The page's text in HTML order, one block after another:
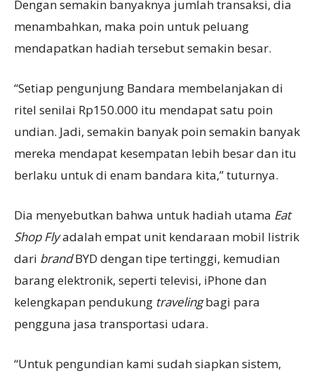
Dengan semakin banyaknya jumlah transaksi, dia
menambahkan, maka poin untuk peluang
mendapatkan hadiah tersebut semakin besar.
“Setiap pengunjung Bandara membelanjakan di
ritel senilai Rp150.000 itu mendapat satu poin
undian. Jadi, semakin banyak poin semakin banyak
mereka mendapat kesempatan lebih besar dan itu
berlaku untuk di enam bandara kita,” tuturnya.
Dia menyebutkan bahwa untuk hadiah utama Eat
Shop Flyadalah empat unit kendaraan mobil listrik
dari brandBYD dengan tipe tertinggi, kemudian
barang elektronik, seperti televisi, iPhone dan
kelengkapan pendukung travelingbagi para
pengguna jasa transportasi udara.
“Untuk pengundian kami sudah siapkan sistem,